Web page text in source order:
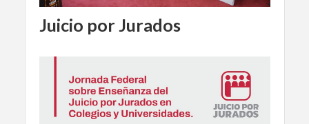
Juicio por Jurados